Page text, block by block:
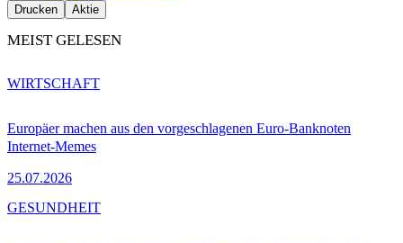
Drucken Aktie
MEIST GELESEN
Europäer machen aus den vorgeschlagenen Euro-Banknoten
Internet-Memes
25.07.2026
WIRTSCHAFT
GESUNDHEIT